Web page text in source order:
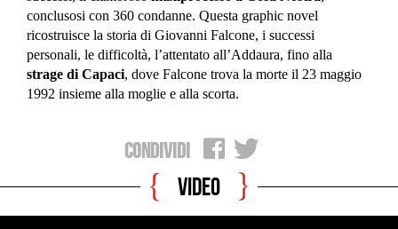
conclusosi con 360 condanne. Questa graphic novel
ricostruisce la storia di Giovanni Falcone, i successi
personali, le difficoltà, l’attentato all’Addaura, fino alla
strage di Capaci, dove Falcone trova la morte il 23 maggio
1992 insieme alla moglie e alla scorta.
Condividi
Video